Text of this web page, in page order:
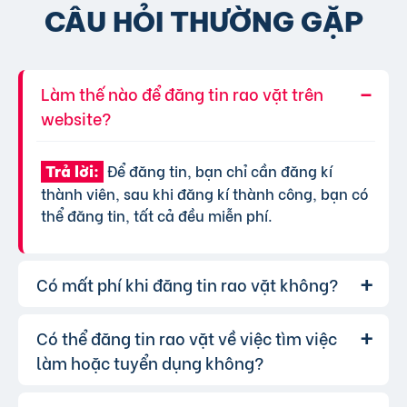
CÂU HỎI THƯỜNG GẶP
Làm thế nào để đăng tin rao vặt trên
website?
Trả lời: Để đăng tin, bạn chỉ cần đăng kí
thành viên, sau khi đăng kí thành công, bạn có
thể đăng tin, tất cả đều miễn phí.
Có mất phí khi đăng tin rao vặt không?
Trả lời: Chúng tôi cung cấp gói đăng tin miễn
phí cơ bản cho tất cả người dùng. Tuy nhiên, để
Có thể đăng tin rao vặt về việc tìm việc
làm hoặc tuyển dụng không?